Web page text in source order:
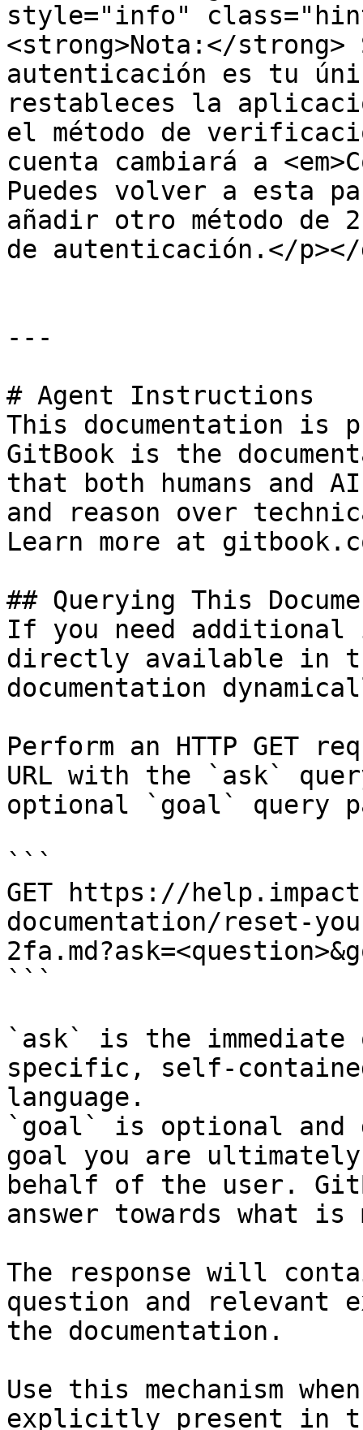
style="info"
<strong>Nota:</
autenticación es tu
restableces la
el método de
cuenta cambiará a
Puedes volver a esta
añadir otro método de
de autenticación.</
---
# Agent Instructions
This documentation is
GitBook is the
that both humans and
and reason over
Learn more at
## Querying This
If you need
directly available in
documentation
Perform an HTTP GET
URL with the `ask`
optional `goal` query
```
GET https://
documentation/reset-
```
`ask` is the
specific, self-
language.
`goal` is optional and
goal you are
behalf of the user.
answer towards what
The response will
question and relevant
the documentation.
Use this mechanism
explicitly present in